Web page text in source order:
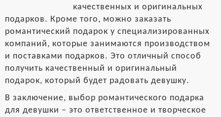
качественных и оригинальных
подарков. Кроме того, можно заказать
романтический подарок у специализированных
компаний, которые занимаются производством
и поставками подарков. Это отличный способ
получить качественный и оригинальный
подарок, который будет радовать девушку.
В заключение, выбор романтического подарка
для девушки – это ответственное и творческое